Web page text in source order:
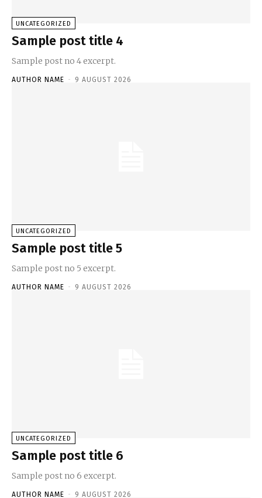
UNCATEGORIZED
Sample post title 4
Sample post no 4 excerpt.
AUTHOR NAME - 9 AUGUST 2026
UNCATEGORIZED
Sample post title 5
Sample post no 5 excerpt.
AUTHOR NAME - 9 AUGUST 2026
UNCATEGORIZED
Sample post title 6
Sample post no 6 excerpt.
AUTHOR NAME - 9 AUGUST 2026